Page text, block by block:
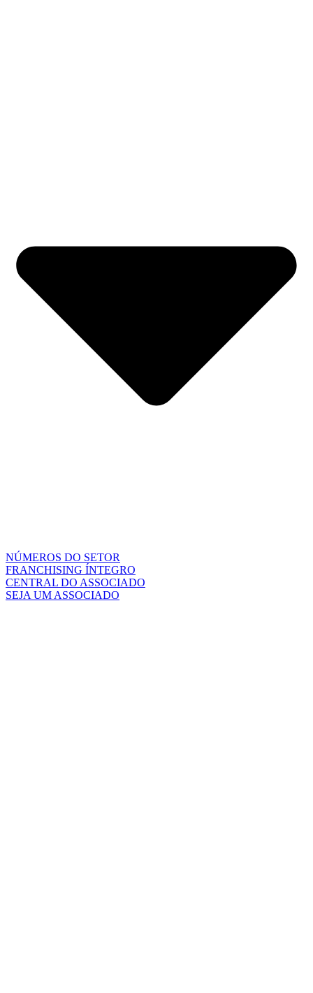
NÚMEROS DO SETOR
FRANCHISING ÍNTEGRO
CENTRAL DO ASSOCIADO
SEJA UM ASSOCIADO